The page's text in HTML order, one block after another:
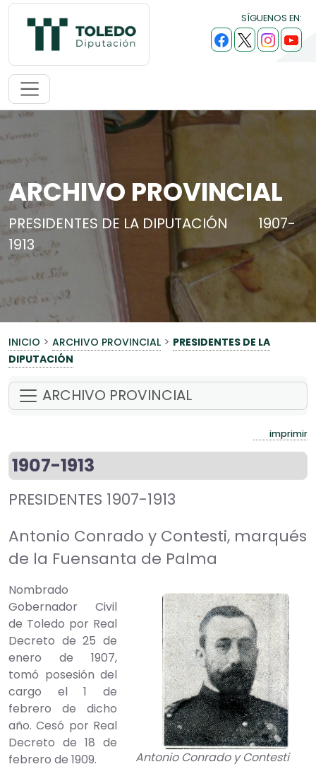
SÍGUENOS EN:
ARCHIVO PROVINCIAL
PRESIDENTES DE LA DIPUTACIÓN
1907-
1913
INICIO > ARCHIVO PROVINCIAL > PRESIDENTES DE LA
DIPUTACIÓN
ARCHIVO PROVINCIAL
imprimir
1907-1913
PRESIDENTES 1907-1913
Antonio Conrado y Contesti, marqués
de la Fuensanta de Palma
Antonio Conrado y Contesti
Nombrado
Gobernador Civil
de Toledo por Real
Decreto de 25 de
enero de 1907,
tomó posesión del
cargo el 1 de
febrero de dicho
año. Cesó por Real
Decreto de 18 de
febrero de 1909.